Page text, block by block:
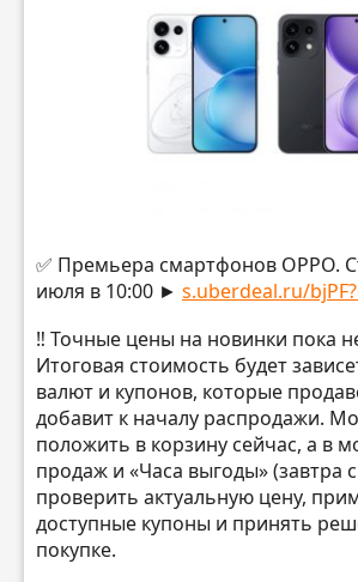
✅ Премьера смартфонов OPPO.
июля в 10:00 ► s.uberdeal.ru/
‼️ Точные цены на новинки пока
Итоговая стоимость будет
валют и купонов, которые
добавит к началу распродажи.
положить в корзину сейчас, а в
продаж и «Часа выгоды» (завтра
проверить актуальную цену,
доступные купоны и принять
покупке.